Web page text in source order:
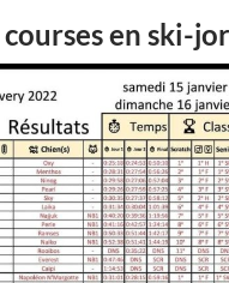
en ski-